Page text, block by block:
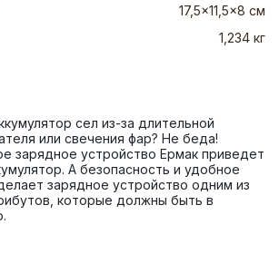
17,5x11,5x8 см
1,234 кг
сел из-за длительной
или свечения фар? Не беда!
зарядное устройство Ермак приведет
А безопасность и удобное
зарядное устройство одним из
которые должны быть в